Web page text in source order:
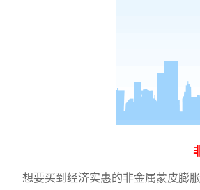
想要买到经济实惠的非金属蒙皮膨